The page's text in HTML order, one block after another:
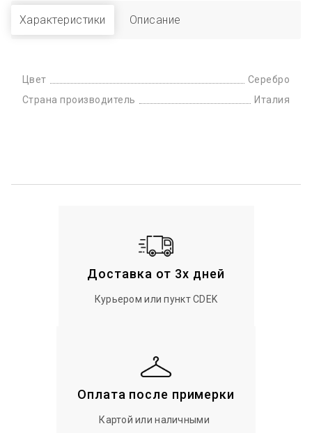
Характеристики Описание
Цвет
Серебро
Страна производитель
Италия
Доставка от 3х дней
Курьером или пункт CDEK
Оплата после примерки
Картой или наличными